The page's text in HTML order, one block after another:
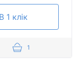
В 1 клік
1